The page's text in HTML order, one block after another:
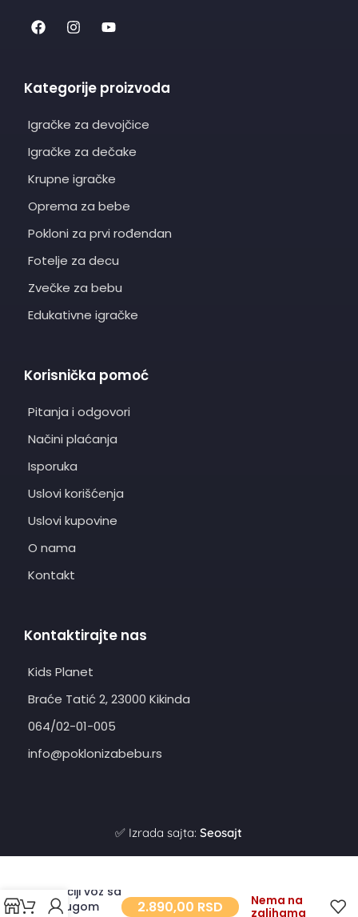
Kategorije proizvoda
Igračke za devojčice
Igračke za dečake
Krupne igračke
Oprema za bebe
Pokloni za prvi rođendan
Fotelje za decu
Zvečke za bebu
Edukativne igračke
Korisnička pomoć
Pitanja i odgovori
Načini plaćanja
Isporuka
Uslovi korišćenja
Uslovi kupovine
O nama
Kontakt
Kontaktirajte nas
Kids Planet
Braće Tatić 2, 23000 Kikinda
064/02-01-005
info@poklonizabebu.rs
✅ Izrada sajta:Seosajt
Dečiji voz sa
prugom
2.890,00 RSD
Nema na
zalihama